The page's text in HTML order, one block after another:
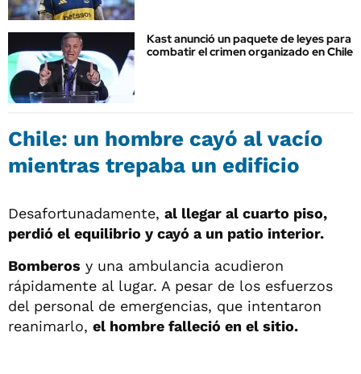
Kast anunció un paquete de leyes para
combatir el crimen organizado en Chile
Chile: un hombre cayó al vacío
mientras trepaba un edificio
Desafortunadamente, al llegar al cuarto piso,
perdió el equilibrio y cayó a un patio interior.
Bomberos y una ambulancia acudieron
rápidamente al lugar. A pesar de los esfuerzos
del personal de emergencias, que intentaron
reanimarlo, el hombre falleció en el sitio.